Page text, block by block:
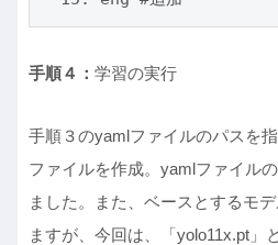
手順４： 学習の実行
手順３のyamlファイルのパスを
ファイルを作成。yamlファイル
ました。また、ベースとするモ
ますが、今回は、「yolo11x.pt」